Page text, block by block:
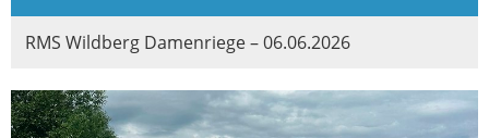
RMS Wildberg Damenriege – 06.06.2026